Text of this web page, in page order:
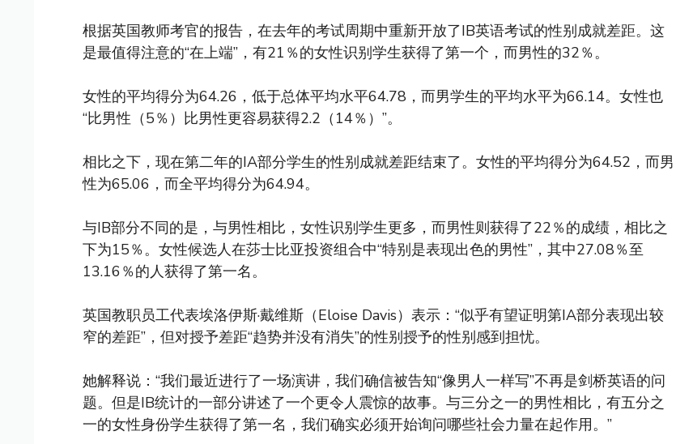
根据英国教师考官的报告，在去年的考试周期中重新开放了IB英语考试的性别成就差距。这
是最值得注意的“在上端”，有21％的女性识别学生获得了第一个，而男性的32％。
女性的平均得分为64.26，低于总体平均水平64.78，而男学生的平均水平为66.14。女性也
“比男性（5％）比男性更容易获得2.2（14％）”。
相比之下，现在第二年的IA部分学生的性别成就差距结束了。女性的平均得分为64.52，而男
性为65.06，而全平均得分为64.94。
与IB部分不同的是，与男性相比，女性识别学生更多，而男性则获得了22％的成绩，相比之
下为15％。女性候选人在莎士比亚投资组合中“特别是表现出色的男性”，其中27.08％至
13.16％的人获得了第一名。
英国教职员工代表埃洛伊斯·戴维斯（Eloise Davis）表示：“似乎有望证明第IA部分表现出较
窄的差距”，但对授予差距“趋势并没有消失”的性别授予的性别感到担忧。
她解释说：“我们最近进行了一场演讲，我们确信被告知“像男人一样写”不再是剑桥英语的问
题。但是IB统计的一部分讲述了一个更令人震惊的故事。与三分之一的男性相比，有五分之
一的女性身份学生获得了第一名，我们确实必须开始询问哪些社会力量在起作用。”